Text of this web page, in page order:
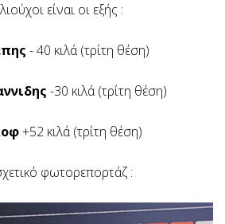
είναι οι εξής :
- 40 κιλά (τρίτη θέση)
-30 κιλά (τρίτη θέση)
+52 κιλά (τρίτη θέση)
φωτορεπορτάζ :